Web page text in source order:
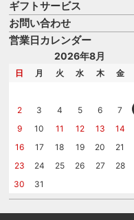
お買い物ガイド
よくある質問
はじめての記念品選び
記念品工房の使い方
ギフトサービス
名入れについて
のし
メッセージカード
お問い合わせ
商品選びを相談する
名入れについて相談する
カタログを請求する
営業日カレンダー
2026年8月
日 月 火 水 木 金
2
3 4 5 6 7
9
10 11 12 13 14
16
17 18 19 20 21
23
24 25 26 27 28
30
31